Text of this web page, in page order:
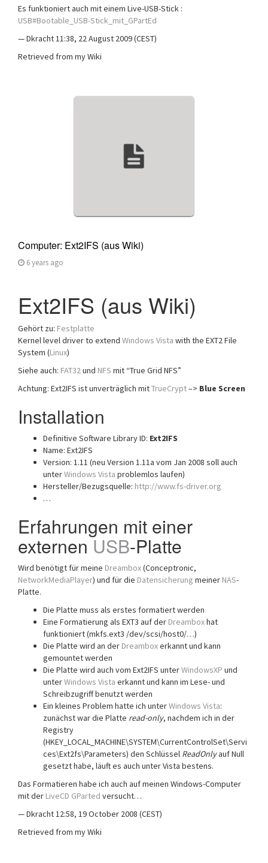
Es funktioniert auch mit einem Live-USB-Stick :
USB#Bootable_USB-Stick_mit_GPartEd
— Dkracht 11:38, 22 August 2009 (CEST)
Retrieved from my Wiki
Computer: Ext2IFS (aus Wiki)
6 years ago
Ext2IFS (aus Wiki)
Gehört zu: Festplatte
Kernel level driver to extend Windows Vista with the EXT2 File
System (Linux)
Siehe auch: FAT32und NFS mit “True Grid NFS”
Achtung: Ext2IFS ist unverträglich mitTrueCrypt–> Blue Screen
Installation
Definitive Software Library ID: Ext2IFS
Name: Ext2IFS
Version: 1.11 (neu Version 1.11a vom Jan 2008 soll auch
unterWindows Vista problemlos laufen)
Hersteller/Bezugsquelle: http://www.fs-driver.org
…
Erfahrungen mit einer
externenUSB-Platte
Wird benötigt für meine Dreambox(Conceptronic,
NetworkMediaPlayer) und für die Datensicherung meiner NAS-
Platte.
Die Platte muss als erstes formatiert werden
Eine Formatierung als EXT3 auf der Dreamboxhat
funktioniert (mkfs.ext3 /dev/scsi/host0/…)
Die Platte wird an der Dreamboxerkannt und kann
gemountet werden
Die Platte wird auch vom Ext2IFS unterWindowsXP und
unterWindows Vista erkannt und kann im Lese- und
Schreibzugriff benutzt werden
Ein kleines Problem hatte ich unterWindows Vista:
zunächst war die Platte read-only, nachdem ich in der
Registry
(HKEY_LOCAL_MACHINE\SYSTEM\CurrentControlSet\Servi
ces\Ext2fs\Parameters) den Schlüssel ReadOnlyauf Null
gesetzt habe, läuft es auch unter Vista bestens.
Das Formatieren habe ich auch auf meinen Windows-Computer
mit der LiveCD GParted versucht…
— Dkracht 12:58, 19 October 2008 (CEST)
Retrieved from my Wiki